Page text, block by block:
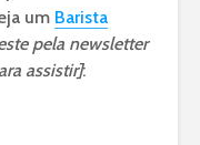
um Barista
pela newsletter
assistir]: